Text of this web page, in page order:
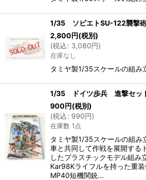
1/35 ソビエトSU-122襲撃
2,800円(税別)
(税込: 3,080円)
在庫なし
タミヤ製1/35スケールの組み
1/35 ドイツ歩兵 進撃セッ
900円(税別)
(税込: 990円)
在庫数 1点
タミヤ製1/35スケールの組み
車と共同して作戦を展開する
したプラスチックモデル組み
Kar98Kライフルを持った重
MP40短機関銃…